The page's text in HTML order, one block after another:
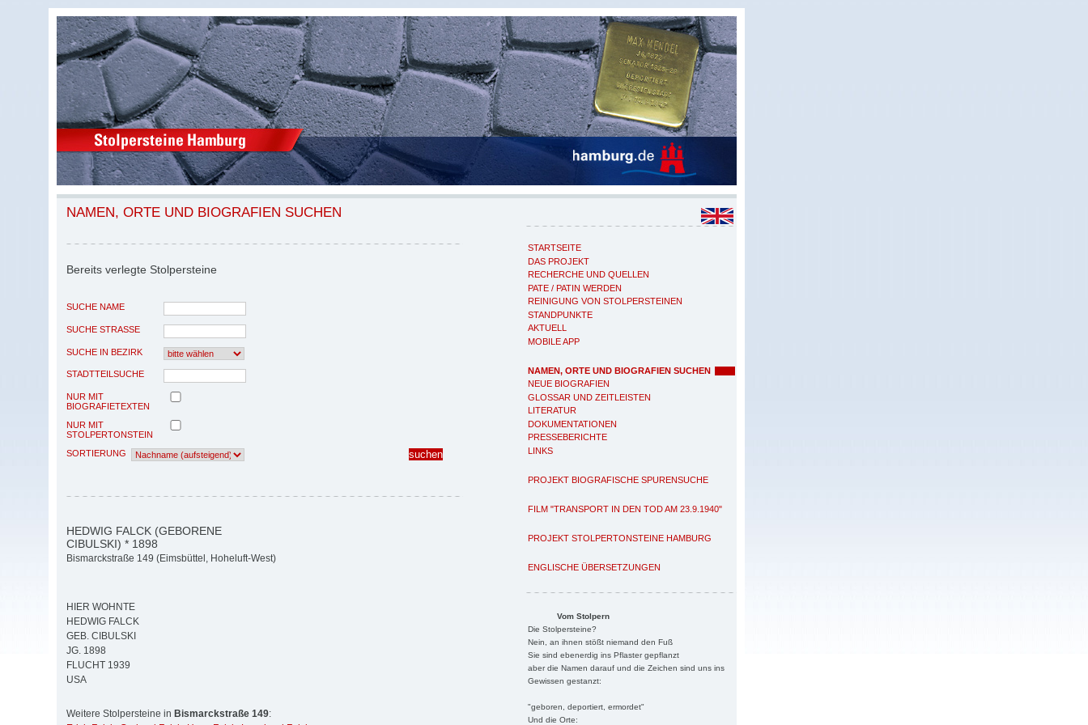
STARTSEITE
DAS PROJEKT
RECHERCHE UND QUELLEN
PATE / PATIN WERDEN
REINIGUNG VON STOLPERSTEINEN
STANDPUNKTE
AKTUELL
MOBILE APP
NAMEN, ORTE UND BIOGRAFIEN SUCHEN
NEUE BIOGRAFIEN
GLOSSAR UND ZEITLEISTEN
LITERATUR
DOKUMENTATIONEN
PRESSEBERICHTE
LINKS
PROJEKT BIOGRAFISCHE SPURENSUCHE
FILM "TRANSPORT IN DEN TOD AM 23.9.1940"
PROJEKT STOLPERTONSTEINE HAMBURG
ENGLISCHE ÜBERSETZUNGEN
Vom Stolpern
Die Stolpersteine?
Nein, an ihnen stößt niemand den Fuß
Sie sind ebenerdig ins Pflaster gepflanzt
aber die Namen darauf und die Zeichen sind uns ins
Gewissen gestanzt:
"geboren, deportiert, ermordet"
Und die Orte:
NAMEN, ORTE UND BIOGRAFIEN SUCHEN
Bereits verlegte Stolpersteine
SUCHE NAME
SUCHE STRASSE
SUCHE IN BEZIRK
STADTTEILSUCHE
NUR MIT
BIOGRAFIETEXTEN
NUR MIT
STOLPERTONSTEIN
SORTIERUNG
HEDWIG FALCK (GEBORENE
CIBULSKI) * 1898
Bismarckstraße 149 (Eimsbüttel, Hoheluft-West)
HIER WOHNTE
HEDWIG FALCK
GEB. CIBULSKI
JG. 1898
FLUCHT 1939
USA
Weitere Stolpersteine in Bismarckstraße 149: